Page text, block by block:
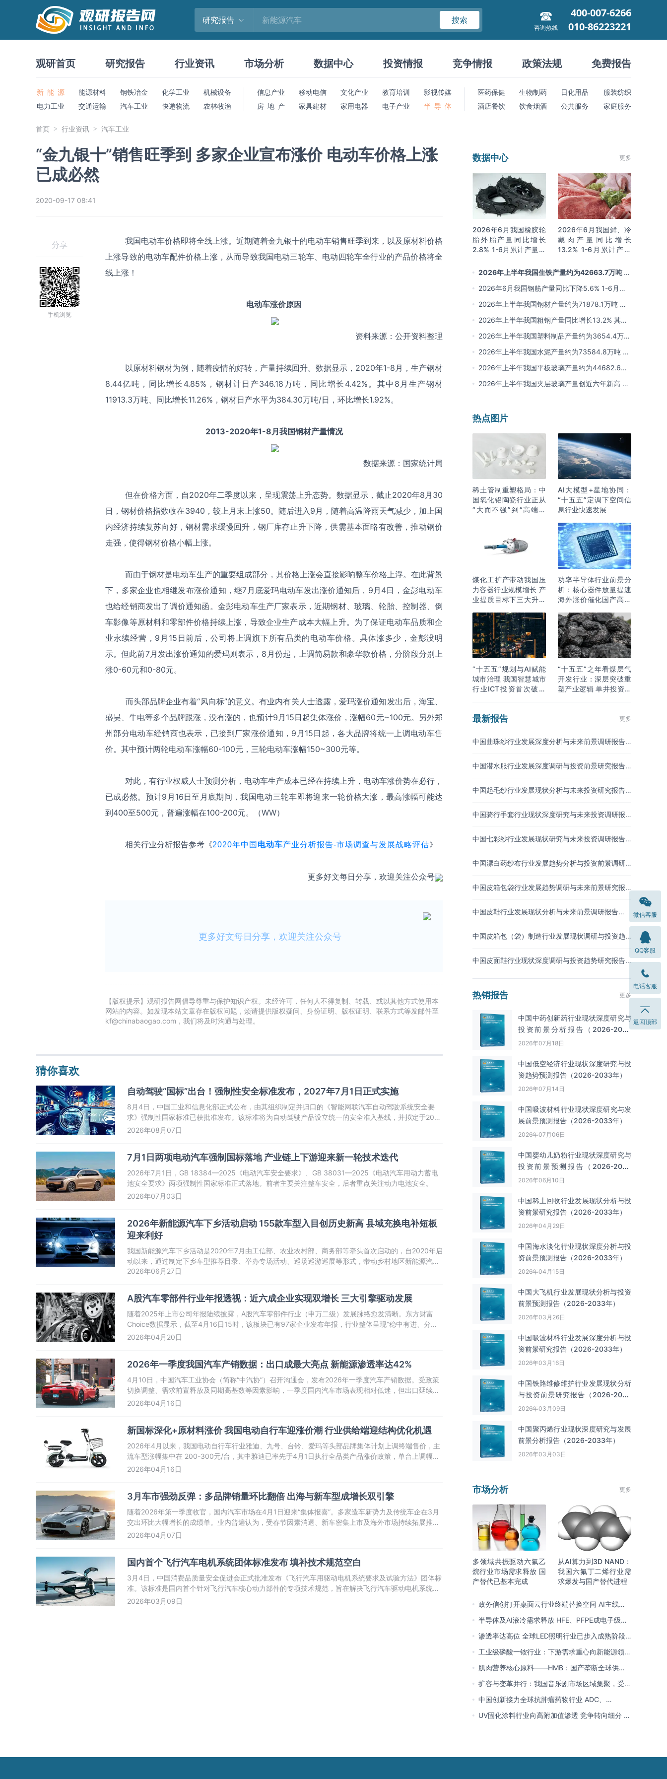
研究报告 搜索
咨询热线
400-007-6266
010-86223221
观研首页 研究报告 行业资讯 市场分析 数据中心 投资情报 竞争情报 政策法规 免费报告
新 能 源 能源材料 钢铁冶金 化学工业
机械设备
电力工业
交通运输 汽车工业 快递物流 农林牧渔
信息产业 移动电信 文化产业 教育培训
影视传媒
房 地 产
家具建材 家用电器 电子产业 半 导 体
医药保健 生物制药 日化用品
服装纺织
酒店餐饮
饮食烟酒 公共服务 家庭服务
首页 行业资讯 汽车工业
“金九银十”销售旺季到 多家企业宣布涨价 电动车价格上涨
已成必然
2020-09-17 08:41
分享
手机浏览
我国电动车价格即将全线上涨。近期随着金九银十的电动车销售旺季到来，以及原材料价格
上涨导致的电动车配件价格上涨，从而导致我国电动三轮车、电动四轮车全行业的产品价格将全
线上涨！
电动车涨价原因
资料来源：公开资料整理
以原材料钢材为例，随着疫情的好转，产量持续回升。数据显示，2020年1-8月，生产钢材
8.44亿吨，同比增长4.85%，钢材计日产346.18万吨，同比增长4.42%。其中8月生产钢材
11913.3万吨、同比增长11.26%，钢材日产水平为384.30万吨/日，环比增长1.92%。
2013-2020年1-8月我国钢材产量情况
数据来源：国家统计局
但在价格方面，自2020年二季度以来，呈现震荡上升态势。数据显示，截止2020年8月30
日，钢材价格指数收在3940，较上月末上涨50。随后进入9月，随着高温降雨天气减少，加上国
内经济持续复苏向好，钢材需求缓慢回升，钢厂库存止升下降，供需基本面略有改善，推动钢价
走强，使得钢材价格小幅上涨。
而由于钢材是电动车生产的重要组成部分，其价格上涨会直接影响整车价格上浮。在此背景
下，多家企业也相继发布涨价通知，继7月底爱玛电动车发出涨价通知后，9月4日，金彭电动车
也给经销商发出了调价通知函。金彭电动车生产厂家表示，近期钢材、玻璃、轮胎、控制器、倒
车影像等原材料和零部件价格持续上涨，导致企业生产成本大幅上升。为了保证电动车品质和企
业永续经营，9月15日前后，公司将上调旗下所有品类的电动车价格。具体涨多少，金彭没明
示。但此前7月发出涨价通知的爱玛则表示，8月份起，上调简易款和豪华款价格，分阶段分别上
涨0-60元和0-80元。
而头部品牌企业有着“风向标”的意义。有业内有关人士透露，爱玛涨价通知发出后，海宝、
盛昊、牛电等多个品牌跟涨，没有涨的，也预计9月15日起集体涨价，涨幅60元~100元。另外郑
州部分电动车经销商也表示，已接到厂家涨价通知，9月15日起，各大品牌将统一上调电动车售
价。其中预计两轮电动车涨幅60-100元，三轮电动车涨幅150~300元等。
对此，有行业权威人士预测分析，电动车生产成本已经在持续上升，电动车涨价势在必行，
已成必然。预计9月16日至月底期间，我国电动三轮车即将迎来一轮价格大涨，最高涨幅可能达
到400至500元，普遍涨幅在100-200元。（WW）
相关行业分析报告参考《2020年中国 电动车产业分析报告-市场调查与发展战略评估》
更多好文每日分享，欢迎关注公众号
更多好文每日分享，欢迎关注公众号
【版权提示】观研报告网倡导尊重与保护知识产权。未经许可，任何人不得复制、转载、或以其他方式使用本
网站的内容。如发现本站文章存在版权问题，烦请提供版权疑问、身份证明、版权证明、联系方式等发邮件至
kf@chinabaogao.com，我们将及时沟通与处理。
猜你喜欢
自动驾驶“国标”出台！强制性安全标准发布，2027年7月1日正式实施
8月4日，中国工业和信息化部正式公布，由其组织制定并归口的《智能网联汽车自动驾驶系统安全要
求》强制性国家标准已获批准发布。该标准将为自动驾驶产品设立统一的安全准入基线，并拟定于2027
年7月1日起正式实施。
2026年08月07日
7月1日两项电动汽车强制国标落地 产业链上下游迎来新一轮技术迭代
2026年7月1日，GB 18384—2025《电动汽车安全要求》、GB 38031—2025《电动汽车用动力蓄电
池安全要求》两项强制性国家标准正式落地。前者主要关注整车安全，后者重点关注动力电池安全。
2026年07月03日
2026年新能源汽车下乡活动启动 155款车型入目创历史新高 县域充换电补短板
迎来利好
我国新能源汽车下乡活动是2020年7月由工信部、农业农村部、商务部等牵头首次启动的，自2020年启
动以来，通过制定下乡车型推荐目录、举办专场活动、巡场巡游巡展等形式，带动乡村地区新能源汽车
销售以及配套服务体系建设，持续提升乡村居民选车、购车、用车的便利性。同时，下乡活动同汽车以
2026年06月27日
A股汽车零部件行业年报透视：近六成企业实现双增长 三大引擎驱动发展
随着2025年上市公司年报陆续披露，A股汽车零部件行业（申万二级）发展脉络愈发清晰。东方财富
Choice数据显示，截至4月16日15时，该板块已有97家企业发布年报，行业整体呈现“稳中有进、分化
加剧”的特征。
2026年04月20日
2026年一季度我国汽车产销数据：出口成最大亮点 新能源渗透率达42%
4月10日，中国汽车工业协会（简称“中汽协”）召开沟通会，发布2026年一季度汽车产销数据。受政策
切换调整、需求前置释放及同期高基数等因素影响，一季度国内汽车市场表现相对低迷，但出口延续高
速增长态势，成为行业最大亮点。
2026年04月16日
新国标深化+原材料涨价 我国电动自行车迎涨价潮 行业供给端迎结构优化机遇
2026年4月以来，我国电动自行车行业雅迪、九号、台铃、爱玛等头部品牌集体计划上调终端售价，主
流车型涨幅集中在 200-300元/台，其中雅迪已率先于4月1日执行全品类产品涨价政策，单台上调幅度
300元以上。
2026年04月16日
3月车市强劲反弹：多品牌销量环比翻倍 出海与新车型成增长双引擎
随着2026年第一季度收官，国内汽车市场在4月1日迎来“集体报喜”。多家造车新势力及传统车企在3月
交出环比大幅增长的成绩单。业内普遍认为，受春节因素消退、新车密集上市及海外市场持续拓展推
动，国产汽车品牌已基本走出2025年底购置税政策调整带来的短期影响，市场释放出强劲“回暖”信号。
2026年04月07日
国内首个飞行汽车电机系统团体标准发布 填补技术规范空白
3月4日，中国消费品质量安全促进会正式批准发布《飞行汽车用驱动电机系统要求及试验方法》团体标
准。该标准是国内首个针对飞行汽车核心动力部件的专项技术规范，旨在解决飞行汽车驱动电机系统在
安全边界、性能评价及验证体系方面存在的行业痛点，为低空经济这一战略性新兴产业的高质量发展提
2026年03月09日
数据中心 更多
2026年6月我国橡胶轮
胎外胎产量同比增长
2.8% 1-6月累计产量同
2026年6月我国鲜、冷
藏肉产量同比增长
13.2% 1-6月累计产量
2026年上半年我国生铁产量约为42663.7万吨 同
比下降2.8% 其中河北产量占比22.7%排名第一
2026年6月我国钢筋产量同比下降5.6% 1-6月累
计产量同比下降10.7%
2026年上半年我国钢材产量约为71878.1万吨 同
比下降0.9% 其中河北以超亿吨产量排名第一
2026年上半年我国粗钢产量同比增长13.2% 其中
河北产量占比21.5%位居首位
2026年上半年我国塑料制品产量约为3654.4万吨
其中江苏、浙江产量分别占比18.9%、16.0%
2026年上半年我国水泥产量约为73584.8万吨 同
比下降8% 其中广东、浙江和安徽分别排名前三
2026年上半年我国平板玻璃产量约为44682.6万
重量箱 同比下降5.7% 其中河北产量最多 占比
2026年上半年我国夹层玻璃产量创近六年新高 约
热点图片
稀土管制重塑格局：中
国氧化铝陶瓷行业正从
“大而不强”到“高端突
AI大模型+星地协同：
“十五五”定调下空间信
息行业快速发展
煤化工扩产带动我国压
力容器行业规模增长 产
业提质目标下三大升级
功率半导体行业前景分
析：核心器件放量提速
海外涨价催化国产高端
“十五五”规划与AI赋能
城市治理 我国智慧城市
行业ICT投资首次破万
“十五五”之年看煤层气
开发行业：深层突破重
塑产业逻辑 单井投资成
最新报告 更多
中国曲珠纱行业发展深度分析与未来前景调研报告
中国潜水服行业发展深度调研与投资前景研究报告
中国起毛纱行业发展现状分析与未来投资研究报告
中国骑行手套行业现状深度研究与未来投资调研报
中国七彩纱行业发展现状研究与未来投资调研报告
中国漂白药纱布行业发展趋势分析与投资前景调研
中国皮箱包袋行业发展趋势调研与未来前景研究报
中国皮鞋行业发展现状分析与未来前景调研报告
中国皮箱包（袋）制造行业发展现状调研与投资趋
中国皮面鞋行业现状深度调研与投资趋势研究报告
热销报告 更多
中国中药创新药行业现状深度研究与
投资前景分析报告（2026-2033
年）
2026年07月18日
中国低空经济行业现状深度研究与投
资趋势预测报告（2026-2033年）
2026年07月14日
中国吸波材料‌‌‌行业现状深度研究与发
展前景预测报告（2026-2033年）
2026年07月06日
中国婴幼儿奶粉行业现状深度研究与
投资前景预测报告（2026-2033
年）
2026年06月10日
中国‌‌稀土回收‌‌行业发展现状分析与投
资前景研究报告（2026-2033年）
2026年04月29日
中国海水淡化行业现状深度分析与投
资前景预测报告（2026-2033年）
2026年04月15日
中国大飞机行业发展现状分析与投资
前景预测报告（2026-2033年）
2026年03月26日
中国吸波材料行业发展深度分析与投
资前景研究报告（2026-2033年）
2026年03月16日
中国铁路维修维护行业发展现状分析
与投资前景研究报告（2026-2033
年）
2026年03月09日
中国聚丙烯行业现状深度研究与发展
前景分析报告（2026-2033年）
2026年03月03日
市场分析 更多
多领域共振驱动六氟乙
烷行业市场需求释放 国
产替代已基本完成
从AI算力到3D NAND：
我国六氟丁二烯行业需
求爆发与国产替代进程
政务信创打开桌面云行业终端替换空间 AI主线重
塑竞争逻辑 中国本土厂商全面反超
半导体及AI液冷需求释放 HFE、PFPE成电子级氟
化液行业主流 3M退场下国产高端突破加速
渗透率达高位 全球LED照明行业已步入成熟阶段
未来将向集成化、智能化方向演进
工业级磷酸一铵行业：下游需求重心向新能源领域
转移 产业链一体化趋势清晰
肌肉营养核心原料——HMB：国产垄断全球供给
市场 龙头构筑全方位竞争壁垒
扩容与变革并行：我国音乐剧市场区域集聚，受众
群体更新，内容生态持续完善
中国创新接力全球抗肿瘤药物行业 ADC、
CDK4/6与BTK引领 医保落地促专特药双渠道格局
UV固化涂料行业向高附加值渗透 竞争转向细分 恒
微信客服
QQ客服
电话客服
返回顶部